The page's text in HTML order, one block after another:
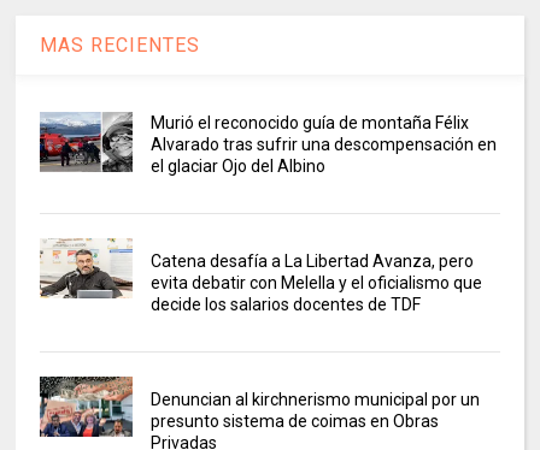
MAS RECIENTES
Murió el reconocido guía de montaña Félix
Alvarado tras sufrir una descompensación en
el glaciar Ojo del Albino
Catena desafía a La Libertad Avanza, pero
evita debatir con Melella y el oficialismo que
decide los salarios docentes de TDF
Denuncian al kirchnerismo municipal por un
presunto sistema de coimas en Obras
Privadas